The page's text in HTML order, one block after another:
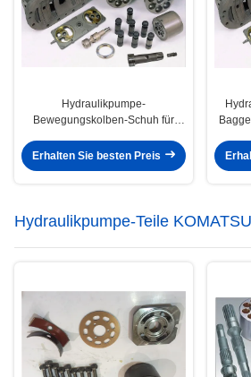
Hydraulikpumpe-
Bewegungskolben-Schuh für
EX200-1 EX200-2
Erhalten Sie besten Preis
Hydraulikpumpe-Teile KOMATSU